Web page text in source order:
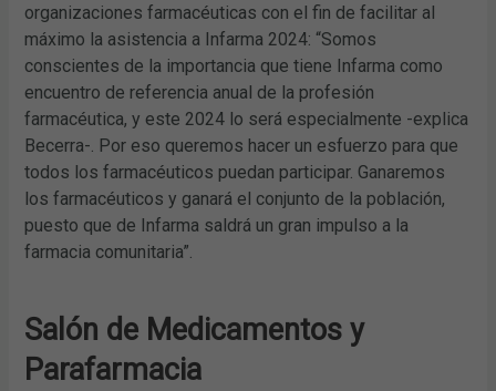
organizaciones farmacéuticas con el fin de facilitar al
máximo la asistencia a Infarma 2024: “Somos
conscientes de la importancia que tiene Infarma como
encuentro de referencia anual de la profesión
farmacéutica, y este 2024 lo será especialmente -explica
Becerra-. Por eso queremos hacer un esfuerzo para que
todos los farmacéuticos puedan participar. Ganaremos
los farmacéuticos y ganará el conjunto de la población,
puesto que de Infarma saldrá un gran impulso a la
farmacia comunitaria”.
Salón de Medicamentos y
Parafarmacia